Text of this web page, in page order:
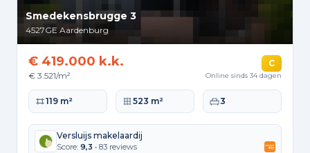
Smedekensbrugge 3
4527GE Aardenburg
€ 419.000 k.k.
€ 3.521/m²
C
Online sinds 34 dagen
Woonoppervlakte
119 m² Perceeloppervlakte
523 m² Slaapkamers
3
Versluijs makelaardij
Score: 9,3 • 83 reviews